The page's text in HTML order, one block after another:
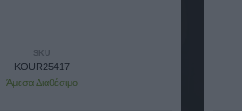
SKU
KOUR25417
Άμεσα Διαθέσιμο